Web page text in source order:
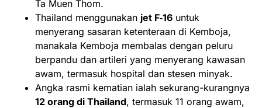
Ta Muen Thom.
Thailand menggunakan jet F‑16 untuk
menyerang sasaran ketenteraan di Kemboja,
manakala Kemboja membalas dengan peluru
berpandu dan artileri yang menyerang kawasan
awam, termasuk hospital dan stesen minyak.
Angka rasmi kematian ialah sekurang-kurangnya
12 orang di Thailand, termasuk 11 orang awam,